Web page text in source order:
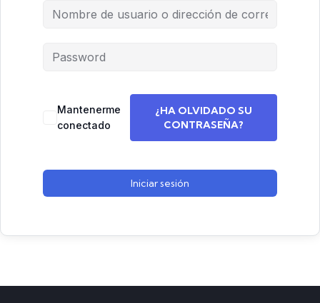
Mantenerme
conectado
¿HA OLVIDADO SU
CONTRASEÑA?
Iniciar sesión